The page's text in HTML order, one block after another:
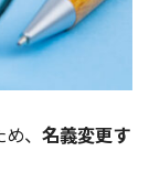
、 名義変更す